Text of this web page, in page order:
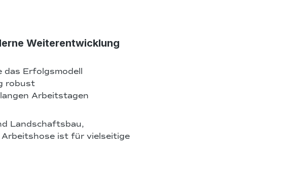
Weiterentwicklung
Erfolgsmodell
robust
Arbeitstagen
Landschaftsbau,
ist für vielseitige